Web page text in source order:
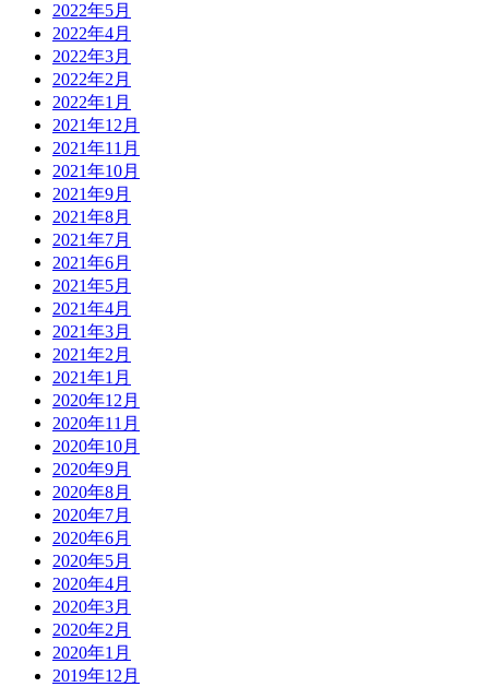
2022年5月
2022年4月
2022年3月
2022年2月
2022年1月
2021年12月
2021年11月
2021年10月
2021年9月
2021年8月
2021年7月
2021年6月
2021年5月
2021年4月
2021年3月
2021年2月
2021年1月
2020年12月
2020年11月
2020年10月
2020年9月
2020年8月
2020年7月
2020年6月
2020年5月
2020年4月
2020年3月
2020年2月
2020年1月
2019年12月